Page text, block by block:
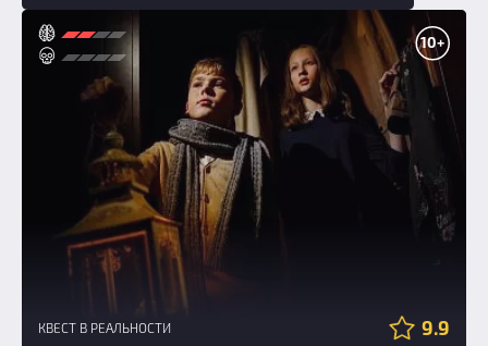
10+
КВЕСТ В РЕАЛЬНОСТИ 9.9